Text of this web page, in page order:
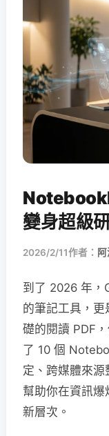
變身超級
2026/2/11作者：
到了 2026 年，
的筆記工具，
礎的閱讀 PDF
了 10 個
定、跨媒體來源
幫助你在資訊
新層次。